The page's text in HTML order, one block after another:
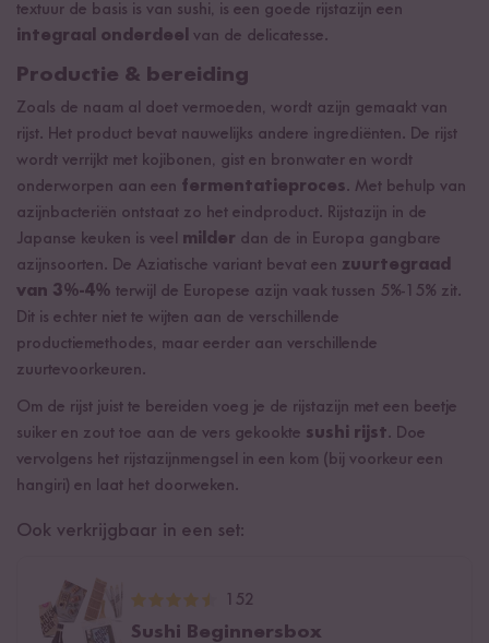
textuur de basis is van sushi, is een goede rijstazijn een
integraal onderdeel van de delicatesse.
Productie & bereiding
Zoals de naam al doet vermoeden, wordt azijn gemaakt van
rijst. Het product bevat nauwelijks andere ingrediënten. De rijst
wordt verrijkt met kojibonen, gist en bronwater en wordt
onderworpen aan een fermentatieproces. Met behulp van
azijnbacteriën ontstaat zo het eindproduct. Rijstazijn in de
Japanse keuken is veel milder dan de in Europa gangbare
azijnsoorten. De Aziatische variant bevat een zuurtegraad
van 3%-4% terwijl de Europese azijn vaak tussen 5%-15% zit.
Dit is echter niet te wijten aan de verschillende
productiemethodes, maar eerder aan verschillende
zuurtevoorkeuren.
Om de rijst juist te bereiden voeg je de rijstazijn met een beetje
suiker en zout toe aan de vers gekookte sushi rijst. Doe
vervolgens het rijstazijnmengsel in een kom (bij voorkeur een
hangiri) en laat het doorweken.
Ook verkrijgbaar in een set:
152
Sushi Beginnersbox